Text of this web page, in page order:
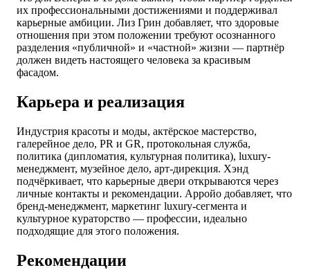
их профессиональными достижениями и поддерживал
карьерные амбиции. Лиз Грин добавляет, что здоровые
отношения при этом положении требуют осознанного
разделения «публичной» и «частной» жизни — партнёр
должен видеть настоящего человека за красивым
фасадом.
Карьера и реализация
Индустрия красоты и моды, актёрское мастерство,
галерейное дело, PR и GR, протокольная служба,
политика (дипломатия, культурная политика), luxury-
менеджмент, музейное дело, арт-дирекция. Хэнд
подчёркивает, что карьерные двери открываются через
личные контакты и рекомендации. Арройо добавляет, что
бренд-менеджмент, маркетинг luxury-сегмента и
культурное кураторство — профессии, идеально
подходящие для этого положения.
Рекомендации